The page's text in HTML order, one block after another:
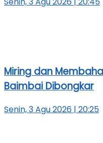
Miring dan
Baimbai Dibongkar
Senin, 3 Agu 2026 | 20:25